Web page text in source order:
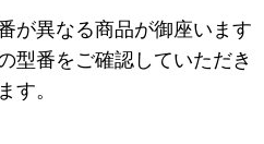
が異なる商品が御座います
型番をご確認していただき
す。